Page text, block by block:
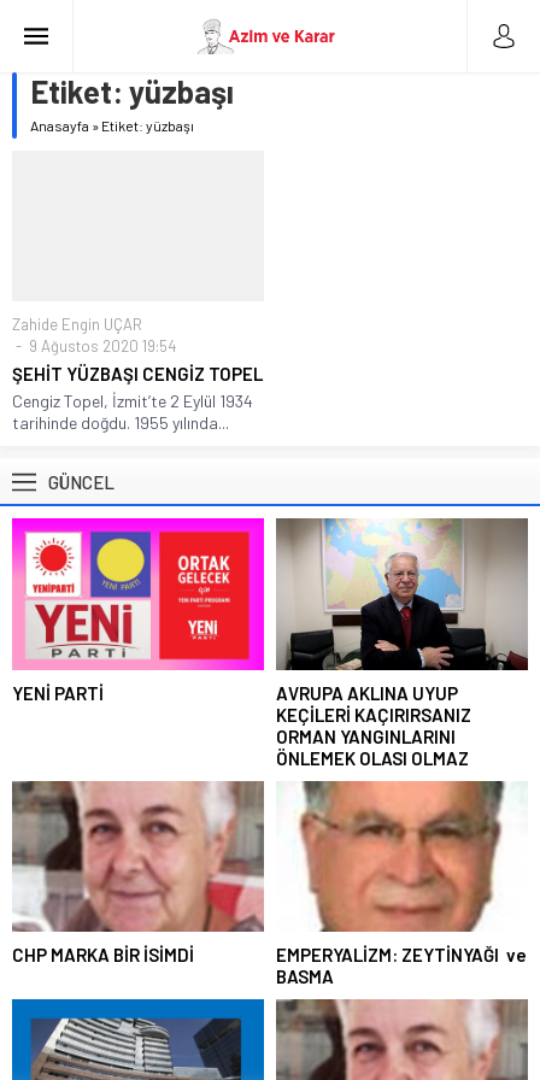
Etiket: yüzbaşı
Anasayfa » Etiket: yüzbaşı
Zahide Engin UÇAR
9 Ağustos 2020 19:54
ŞEHİT YÜZBAŞI CENGİZ TOPEL
Cengiz Topel, İzmit’te 2 Eylül 1934
tarihinde doğdu. 1955 yılında...
GÜNCEL
YENİ PARTİ
AVRUPA AKLINA UYUP
KEÇİLERİ KAÇIRIRSANIZ
ORMAN YANGINLARINI
ÖNLEMEK OLASI OLMAZ
CHP MARKA BİR İSİMDİ
EMPERYALİZM: ZEYTİNYAĞI ve
BASMA